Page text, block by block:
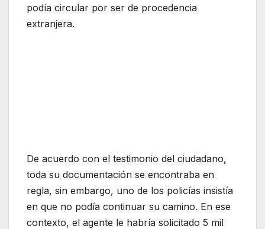
podía circular por ser de procedencia
extranjera.
De acuerdo con el testimonio del ciudadano,
toda su documentación se encontraba en
regla, sin embargo, uno de los policías insistía
en que no podía continuar su camino. En ese
contexto, el agente le habría solicitado 5 mil